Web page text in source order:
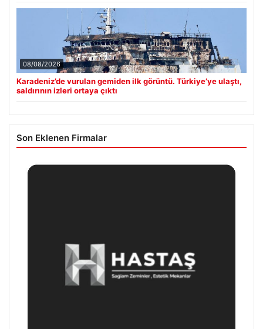
08/08/2026
Karadeniz’de vurulan gemiden ilk görüntü. Türkiye’ye ulaştı,
saldırının izleri ortaya çıktı
Son Eklenen Firmalar